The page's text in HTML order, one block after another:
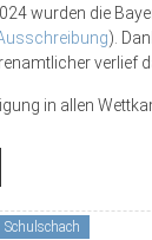
wurden die
).
verlief
in allen
Schulschach